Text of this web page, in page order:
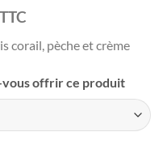
TTC
corail, pèche et crème
vous offrir ce produit